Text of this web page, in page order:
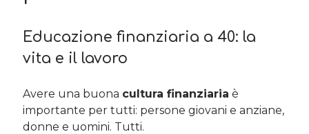
Archivi
Twitter Feed
Tweet di MichelaCalculli
Educazione finanziaria a 40: la
vita e il lavoro
Avere una buona cultura finanziaria è
importante per tutti: persone giovani e anziane,
donne e uomini. Tutti.